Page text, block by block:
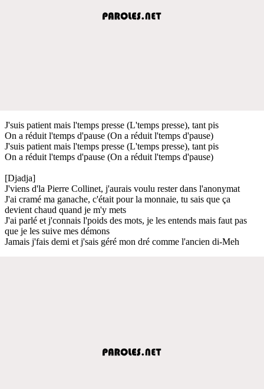
J'suis patient mais l'temps presse (L'temps presse), tant pis
On a réduit l'temps d'pause (On a réduit l'temps d'pause)
J'suis patient mais l'temps presse (L'temps presse), tant pis
On a réduit l'temps d'pause (On a réduit l'temps d'pause)
[Djadja]
J'viens d'la Pierre Collinet, j'aurais voulu rester dans l'anonymat
J'ai cramé ma ganache, c'était pour la monnaie, tu sais que ça
devient chaud quand je m'y mets
J'ai parlé et j'connais l'poids des mots, je les entends mais faut pas
que je les suive mes démons
Jamais j'fais demi et j'sais géré mon dré comme l'ancien di-Meh